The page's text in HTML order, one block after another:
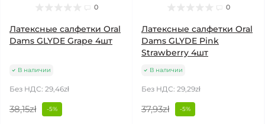
0
Латексные салфетки Oral
Dams GLYDE Grape 4шт
В наличии
Без НДС: 29,46zł
38,15zł -5%
0
Латексные салфетки Oral
Dams GLYDE Pink
Strawberry 4шт
В наличии
Без НДС: 29,29zł
37,93zł -5%